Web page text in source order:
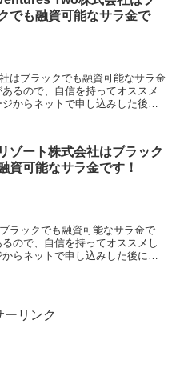
でも融資可能なサラ金で
はブラックでも融資可能なサラ金
るので、自信を持ってオススメ
からネットで申し込みした後に
ゾート株式会社はブラック
資可能なサラ金です！
ラックでも融資可能なサラ金で
ので、自信を持ってオススメし
らネットで申し込みした後に電
ーリンク